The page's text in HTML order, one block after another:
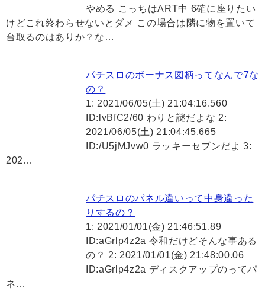
やめる こっちはART中 6確に座りたい
けどこれ終わらせないとダメ この場合は隣に物を置いて
台取るのはありか？な…
パチスロのボーナス図柄ってなんで7な
の？
1: 2021/06/05(土) 21:04:16.560
ID:lvBfC2/60 わりと謎だよな 2:
2021/06/05(土) 21:04:45.665
ID:/U5jMJvw0 ラッキーセブンだよ 3:
202…
パチスロのパネル違いって中身違った
りするの？
1: 2021/01/01(金) 21:46:51.89
ID:aGrlp4z2a 令和だけどそんな事ある
の？ 2: 2021/01/01(金) 21:48:00.06
ID:aGrlp4z2a ディスクアップのってパ
ネ…